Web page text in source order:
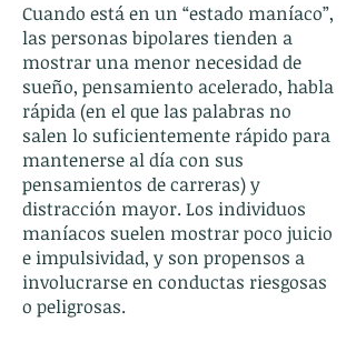
Cuando está en un “estado maníaco”,
las personas bipolares tienden a
mostrar una menor necesidad de
sueño, pensamiento acelerado, habla
rápida (en el que las palabras no
salen lo suficientemente rápido para
mantenerse al día con sus
pensamientos de carreras) y
distracción mayor. Los individuos
maníacos suelen mostrar poco juicio
e impulsividad, y son propensos a
involucrarse en conductas riesgosas
o peligrosas.